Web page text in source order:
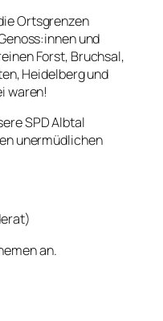
Ortsgrenzen
und
Forst, Bruchsal,
Heidelberg und
waren!
SPD Albtal
unermüdlichen
an.